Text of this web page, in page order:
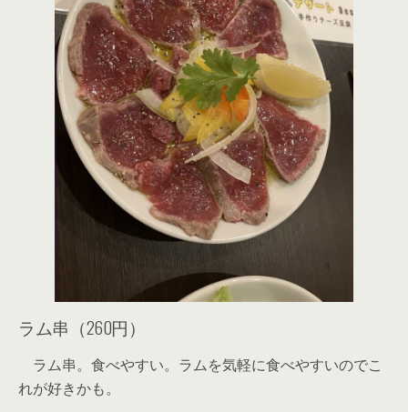
ラム串（260円）
ラム串。食べやすい。ラムを気軽に食べやすいのでこ
れが好きかも。